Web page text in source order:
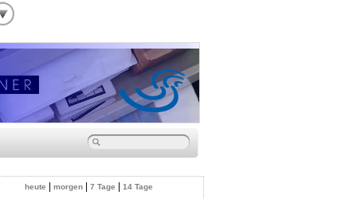
heute morgen| 7 Tage 14 Tage